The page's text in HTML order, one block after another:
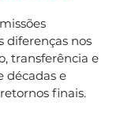
diferenças nos
transferência e
décadas e
finais.